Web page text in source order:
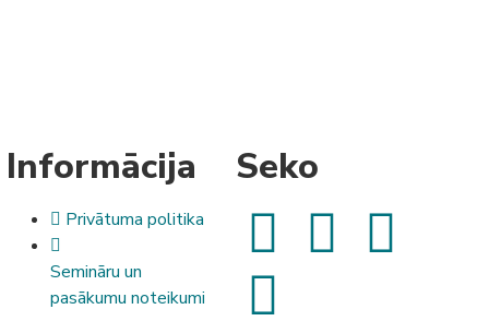
Informācija
Privātuma politika
Semināru un
pasākumu noteikumi
Seko